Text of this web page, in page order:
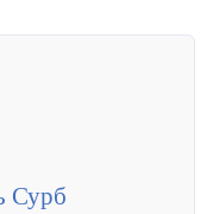
Сурб